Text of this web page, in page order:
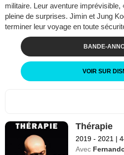
militaire. Leur aventure imprévisible,
pleine de surprises. Jimin et Jung
terminer leur voyage en toute
BANDE-
VOIR SUR
Thérapie
2019 - 2021 |
Avec